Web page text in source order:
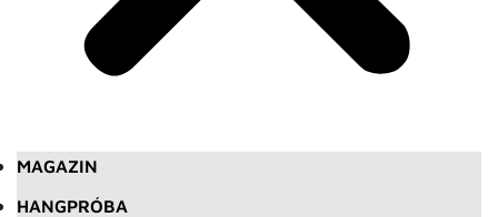
MAGAZIN
HANGPRÓBA